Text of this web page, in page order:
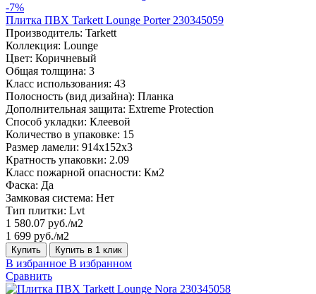
-7%
Плитка ПВХ Tarkett Lounge Porter 230345059
Производитель: Tarkett
Коллекция: Lounge
Цвет: Коричневый
Общая толщина: 3
Класс использования: 43
Полосность (вид дизайна): Планка
Дополнительная защита: Extreme Protection
Способ укладки: Клеевой
Количество в упаковке: 15
Размер ламели: 914x152x3
Кратность упаковки: 2.09
Класс пожарной опасности: Км2
Фаска: Да
Замковая система: Нет
Тип плитки: Lvt
1 580.07 руб./м2
1 699 руб./м2
Купить Купить в 1 клик
В избранное В избранном
Сравнить